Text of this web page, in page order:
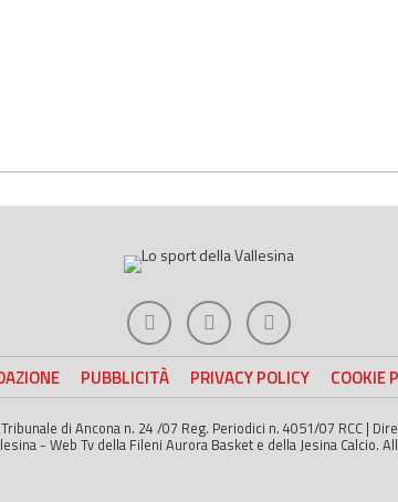
PUBBLICITÀ PRIVACY POLICY COOKIE
di Ancona n. 24 /07 Reg. Periodici n. 4051/07 RCC |
- Web Tv della Fileni Aurora Basket e della Jesina Calcio.